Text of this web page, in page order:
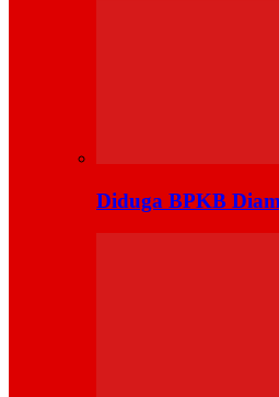
Diduga BPKB